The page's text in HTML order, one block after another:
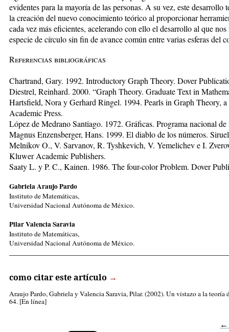
evidentes para la mayoría de las personas. A su vez, este
la creación del nuevo conocimiento teórico al proporcionar
cada vez más eficientes, acelerando con ello el desarrollo al que
especie de círculo sin fin de avance común entre varias esferas del
Referencias bibliográficas
Chartrand, Gary. 1992. Introductory Graph Theory. Dover
Diestrel, Reinhard. 2000. “Graph Theory. Graduate Text in
Hartsfield, Nora y Gerhard Ringel. 1994. Pearls in Graph Theory,
Academic Press.
López de Medrano Santiago. 1972. Gráficas. Programa nacional
Magnus Enzensberger, Hans. 1999. El diablo de los números.
Melnikov O., V. Sarvanov, R. Tyshkevich, V. Yemelichev e I.
Kluwer Academic Publishers.
Saaty L. y P. C., Kainen. 1986. The four-color Problem. Dover
Gabriela Araujo Pardo
Instituto de Matemáticas,
Universidad Nacional Autónoma de México.
Pilar Valencia Saravia
Instituto de Matemáticas,
Universidad Nacional Autónoma de México.
como citar este artículo →
Araujo Pardo, Gabrielay Valencia Saravia, Pilar. (2002). Un vistazo a la teoría
64. [En línea]
←